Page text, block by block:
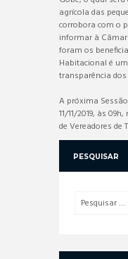
agrícola das
corrobora com o
informar à
foram os
Habitacional é
transparência
A próxima
11/11/2019, às
de Vereadores de
PESQUISAR